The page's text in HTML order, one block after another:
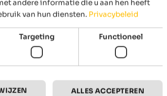
andere informatie die u aan hen heeft
van hun diensten. Privacybeleid
Targeting Functioneel
ALLES ACCEPTEREN